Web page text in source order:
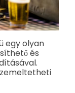
egy olyan
és